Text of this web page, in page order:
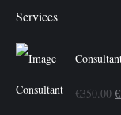
Services
€350.00 €